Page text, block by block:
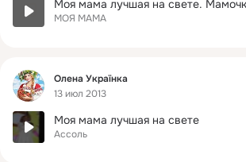
МОЯ МАМА
Фид
Олена Українка
13 июл 2013
Моя мама лучшая на свете
Ассоль